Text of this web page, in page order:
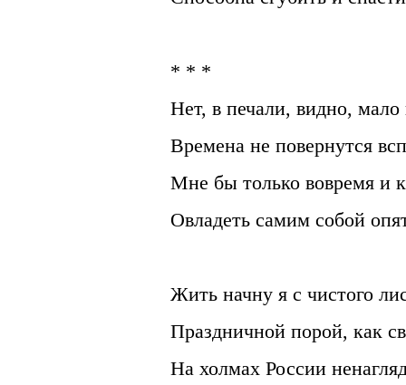
* * *
Нет, в печали, видно, мало
Времена не повернутся
Мне бы только вовремя и
Овладеть самим собой
Жить начну я с чистого
Праздничной порой, как
На холмах России